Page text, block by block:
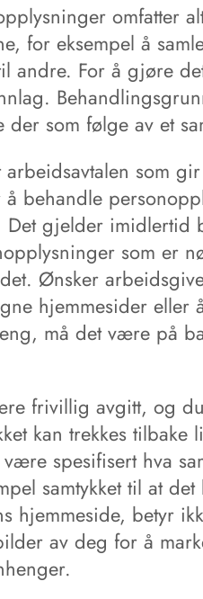
omfatter
for eksempel å
andre. For å gjøre
som følge av et
som
behandle
Det gjelder imidlertid
som er
Ønsker
hjemmesider eller
må det være på
frivillig avgitt, og
kan trekkes tilbake
spesifisert hva
samtykket til at
hjemmeside, betyr
av deg for å